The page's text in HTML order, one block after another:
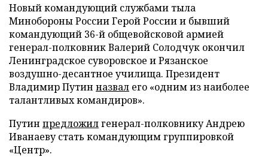
Новый командующий службами тыла
Минобороны России Герой России и бывший
командующий 36-й общевойсковой армией
генерал-полковник Валерий Солодчук окончил
Ленинградское суворовское и Рязанское
воздушно-десантное училища. Президент
Владимир Путин назвал его «одним из наиболее
талантливых командиров».
Путин предложилгенерал-полковнику Андрею
Иванаеву стать командующим группировкой
«Центр».